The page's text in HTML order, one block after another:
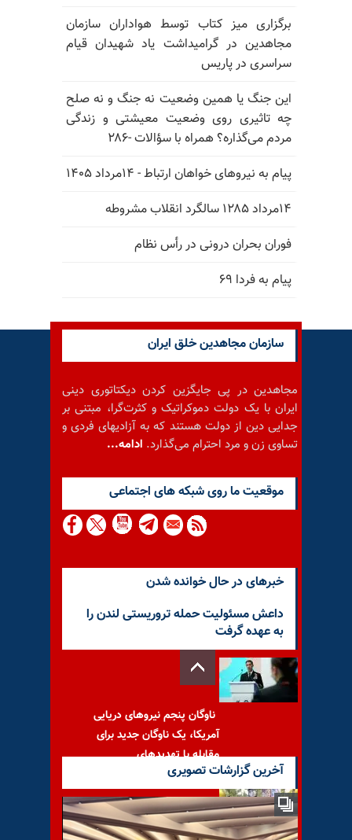
برگزاری میز کتاب توسط هواداران سازمان
مجاهدین در گرامیداشت یاد شهیدان قیام
سراسری در پاریس
این جنگ یا همین وضعیت نه جنگ و نه صلح
چه تاثیری روی وضعیت معیشتی و زندگی
مردم می‌گذاره؟ همراه با سؤالات -۲۸۶
پیام به نیروهای خواهان ارتباط - ۱۴مرداد ۱۴۰۵
۱۴مرداد ۱۲۸۵ سالگرد انقلاب مشروطه
فوران بحران درونی در رأس نظام
پیام به فردا ۶۹
سازمان مجاهدین خلق ایران
مجاهدین در پی جایگزین کردن دیکتاتوری دینی
ایران با یک دولت دموکراتیک و کثرت‌گرا، مبتنی بر
جدایی دین از دولت هستند که به آزادیهای فردی و
تساوی زن و مرد احترام می‌گذارد. ادامه...
موقعيت ما روى شبكه هاى اجتماعى
خبرهای در حال خوانده شدن
داعش مسئولیت حمله تروریستی لندن را
به عهده گرفت
ناوگان پنجم نیروهای دریایی
آمریکا، یک ناوگان جدید برای
مقابله با تهدیدهای
آخرین گزارشات تصویری